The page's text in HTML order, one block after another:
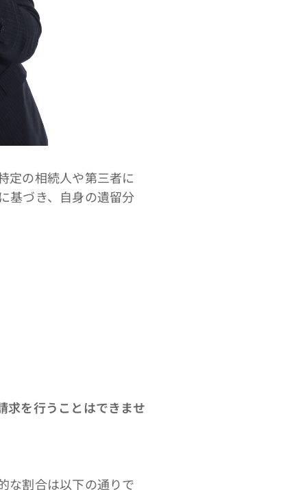
の相続人や第三者に
基づき、自身の遺留分
求を行うことはできませ
な割合は以下の通りで